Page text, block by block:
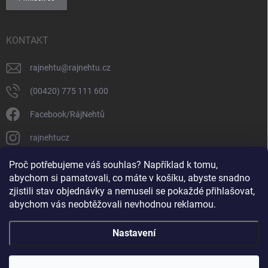
Proč potřebujeme váš souhlas? Například k tomu,
abychom si pamatovali, co máte v košíku, abyste snadno
zjistili stav objednávky a nemuseli se pokaždé přihlašovat,
abychom vás neobtěžovali nevhodnou reklamou.
Nastavení
KONTAKT
rajnehtu@rajnehtu.cz
(00420) 775 111 600
Facebook/RájNehtů
rajnehtucz
https://www.youtube.com/@RajnehtuCzc